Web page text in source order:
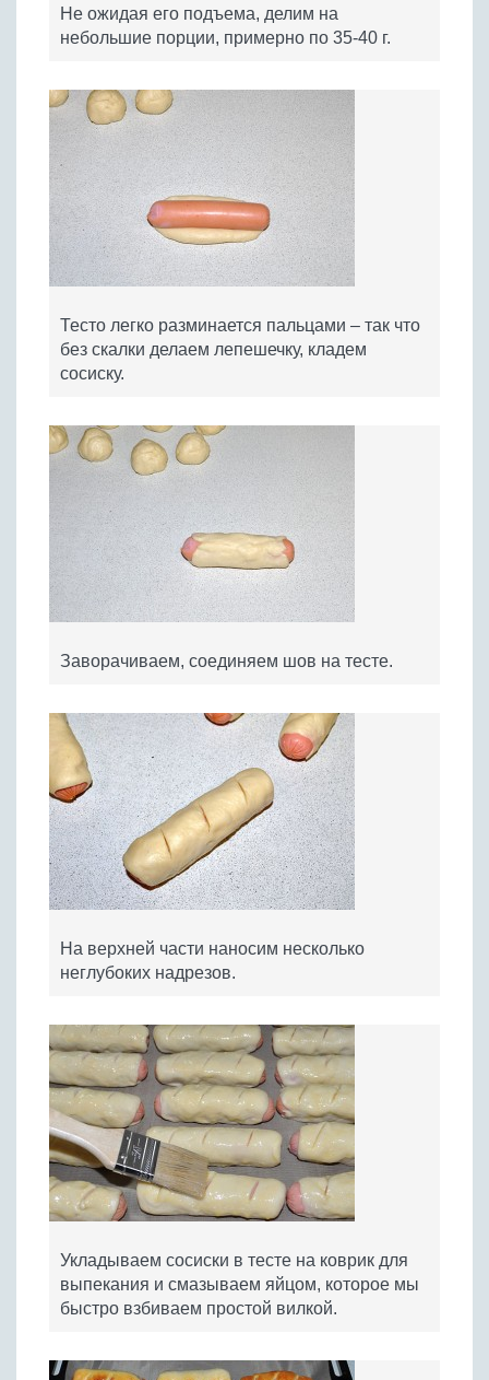
Не ожидая его подъема, делим на
небольшие порции, примерно по 35-40 г.
Тесто легко разминается пальцами – так что
без скалки делаем лепешечку, кладем
сосиску.
Заворачиваем, соединяем шов на тесте.
На верхней части наносим несколько
неглубоких надрезов.
Укладываем сосиски в тесте на коврик для
выпекания и смазываем яйцом, которое мы
быстро взбиваем простой вилкой.